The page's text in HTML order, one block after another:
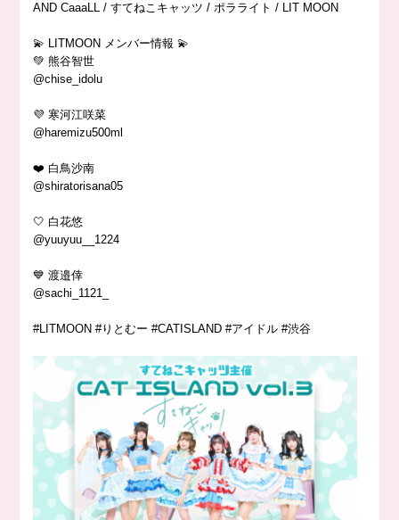
AND CaaaLL / すてねこキャッツ / ポラライト / LIT MOON
💫 LITMOON メンバー情報 💫
💚 熊谷智世
@chise_idolu
💜 寒河江咲菜
@haremizu500ml
❤️ 白鳥沙南
@shiratorisana05
🤍 白花悠
@yuuyuu__1224
💙 渡邉倖
@sachi_1121_
#LITMOON #りとむー #CATISLAND #アイドル #渋谷